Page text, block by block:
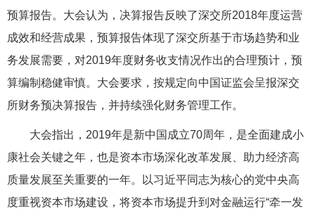
预算报告。大会认为，决算报告反映了深交所2018年度运营
成效和经营成果，预算报告体现了深交所基于市场趋势和业
务发展需要，对2019年度财务收支情况作出的合理预计，预
算编制稳健审慎。大会要求，按规定向中国证监会呈报深交
所财务预决算报告，并持续强化财务管理工作。
大会指出，2019年是新中国成立70周年，是全面建成小
康社会关键之年，也是资本市场深化改革发展、助力经济高
质量发展至关重要的一年。以习近平同志为核心的党中央高
度重视资本市场建设，将资本市场提升到对金融运行“牵一发